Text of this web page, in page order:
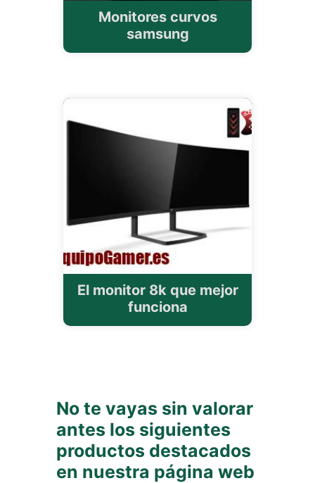
Monitores curvos
samsung
El monitor 8k que mejor
funciona
No te vayas sin valorar
antes los siguientes
productos destacados
en nuestra página web